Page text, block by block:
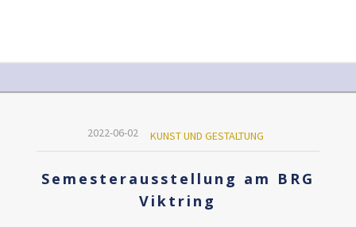
2022-06-02 KUNST UND GESTALTUNG
Semesterausstellung am BRG
Viktring